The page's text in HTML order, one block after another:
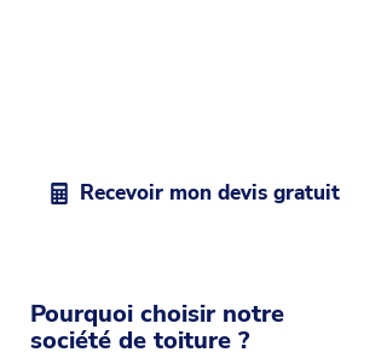
Recevoir mon devis gratuit
Pourquoi choisir notre
société de toiture ?